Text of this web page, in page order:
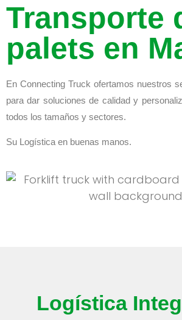
Transporte
palets en
En Connecting Truck ofertamos nuestros
para dar soluciones de calidad y
todos los tamaños y sectores.
Su Logística en buenas manos.
Logística